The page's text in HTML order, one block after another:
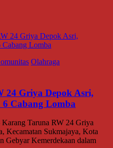
Olahraga
24 Griya Depok Asri,
6 Cabang Lomba
Taruna RW 24 Griya
Kecamatan Sukmajaya, Kota
Gebyar Kemerdekaan dalam